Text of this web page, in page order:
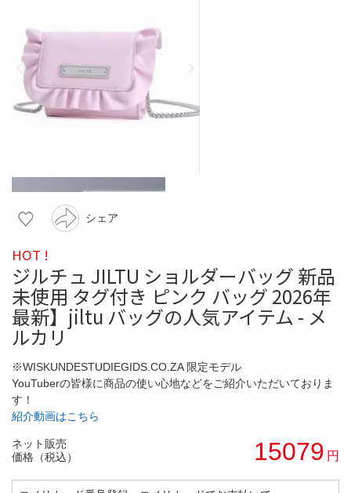
シェア
HOT !
ジルチュ JILTU ショルダーバッグ 新品
未使用 タグ付き ピンク バッグ 2026年
最新】jiltu バッグの人気アイテム - メ
ルカリ
※WISKUNDESTUDIEGIDS.CO.ZA 限定モデル
YouTuberの皆様に商品の使い心地などをご紹介いただいておりま
す！
紹介動画はこちら
ネット販売
価格（税込）
15079 円